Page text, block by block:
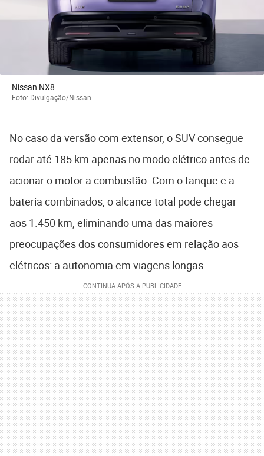
Nissan NX8
Foto: Divulgação/Nissan
No caso da versão com extensor, o SUV consegue
rodar até 185 km apenas no modo elétrico antes de
acionar o motor a combustão. Com o tanque e a
bateria combinados, o alcance total pode chegar
aos 1.450 km, eliminando uma das maiores
preocupações dos consumidores em relação aos
elétricos: a autonomia em viagens longas.